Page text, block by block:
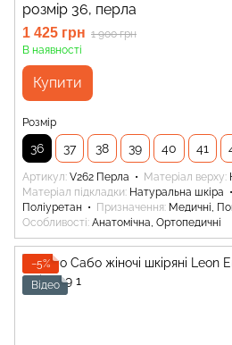
розмір 36, перла
1 425 грн 1 900 грн
В наявності
Купити
Розмір
36 37 38 39 40 41
Артикул V262 Перла Матеріал верху
Матеріал підкладки Натуральна шкіра
Поліуретан
Призначення Медичні,
Особливості Анатомічна, Ортопедичні
−5%
Відео